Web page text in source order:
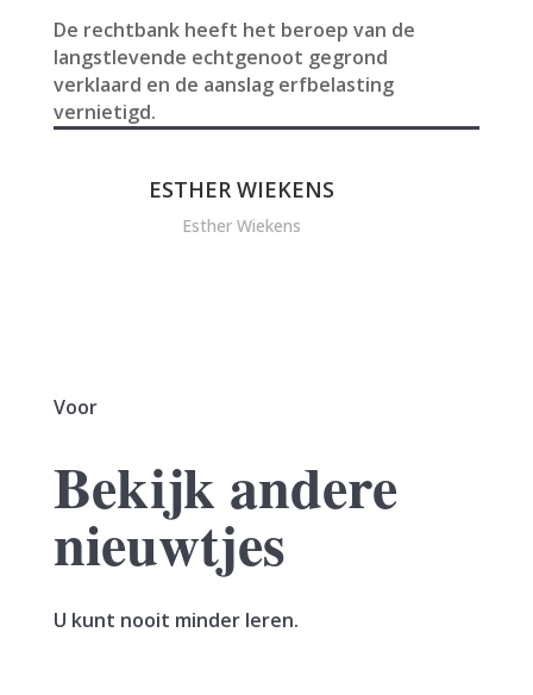
De rechtbank heeft het beroep van de
langstlevende echtgenoot gegrond
verklaard en de aanslag erfbelasting
vernietigd.
ESTHER WIEKENS
Esther Wiekens
Voor
Bekijk andere
nieuwtjes
U kunt nooit minder leren.